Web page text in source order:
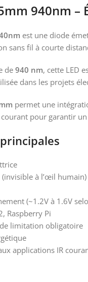
940nm
est une diode
sans fil à courte
de 940 nm, cette LED
dans les projets
permet une
pour garantir
à l’œil humain)
(~1.2V à 1.6V
Raspberry Pi
limitation obligatoire
applications IR